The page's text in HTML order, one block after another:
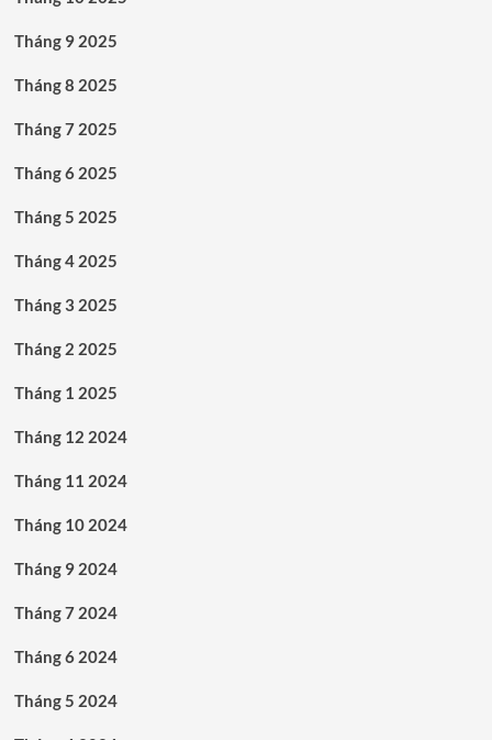
Tháng 9 2025
Tháng 8 2025
Tháng 7 2025
Tháng 6 2025
Tháng 5 2025
Tháng 4 2025
Tháng 3 2025
Tháng 2 2025
Tháng 1 2025
Tháng 12 2024
Tháng 11 2024
Tháng 10 2024
Tháng 9 2024
Tháng 7 2024
Tháng 6 2024
Tháng 5 2024